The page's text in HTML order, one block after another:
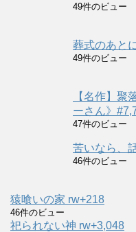
49件のビュー
葬式のあと
49件のビュー
【名作】聚
ーさん》
47件のビュー
苦いなら、
46件のビュー
猿喰いの家 rw+218
46件のビュー
祀られない神 rw+3,048